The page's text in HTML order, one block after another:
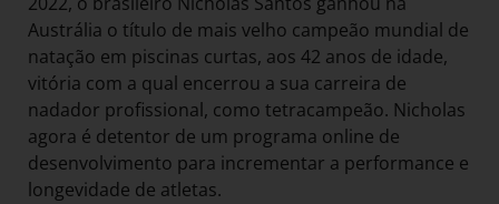
Austrália o título de mais velho campeão mundial de
natação em piscinas curtas, aos 42 anos de idade,
vitória com a qual encerrou a sua carreira de
nadador profissional, como tetracampeão. Nicholas
agora é detentor de um programa online de
desenvolvimento para incrementar a performance e
longevidade de atletas.